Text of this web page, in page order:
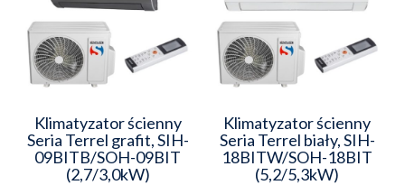
Klimatyzator ścienny
Seria Terrel grafit, SIH-
09BITB/SOH-09BIT
(2,7/3,0kW)
Klimatyzator ścienny
Seria Terrel biały, SIH-
18BITW/SOH-18BIT
(5,2/5,3kW)